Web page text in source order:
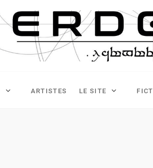
ARTISTES LE SITE